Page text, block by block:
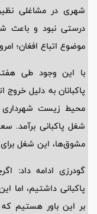
شهری در مشاغلی
درستی نبود و باعث
موضوع اتباع افغان؛
با این وجود طی
پاکبانان به دلیل
محیط زیست شهرداری
شغل پاکبانی برآمد.
مشوق‌ها، این شغل برای
گودرزی ادامه داد:
پاکبانی داشتیم،
بر این باور هستیم